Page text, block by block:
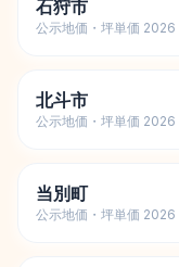
石狩市
公示地価・坪単価 2026
北斗市
公示地価・坪単価 2026
当別町
公示地価・坪単価 2026